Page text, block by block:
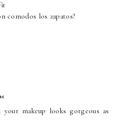
comodos los zapatos?
makeup looks gorgeous as